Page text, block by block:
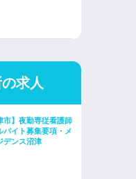
求人
市】夜勤専従看護師
バイト募集要項・メ
デンス沼津